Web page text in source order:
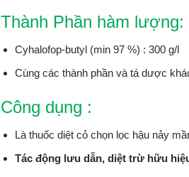
Thành Phần hàm lượng:
Cyhalofop-butyl (min 97 %) : 300 g/l
Cùng các thành phần và tá dược
Công dụng :
Là thuốc diệt cỏ chọn lọc hậu nảy
Tác động lưu dẫn, diệt trừ hữu